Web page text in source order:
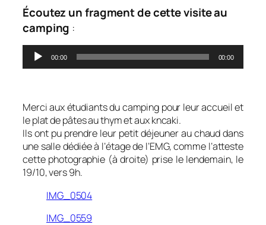
Écoutez un fragment de cette visite au
camping :
Lecteur
audio
00:00 00:00
Merci aux étudiants du camping pour leur accueil et
le plat de pâtes au thym et aux kncaki.
Ils ont pu prendre leur petit déjeuner au chaud dans
une salle dédiée à l’étage de l’EMG, comme l’atteste
cette photographie (à droite) prise le lendemain, le
19/10, vers 9h.
IMG_0504
IMG_0559